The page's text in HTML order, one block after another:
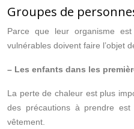
Groupes de
Parce que leur organisme
vulnérables doivent faire l’objet
– Les enfants dans les
La perte de chaleur est plus
des précautions à prendre
vêtement.